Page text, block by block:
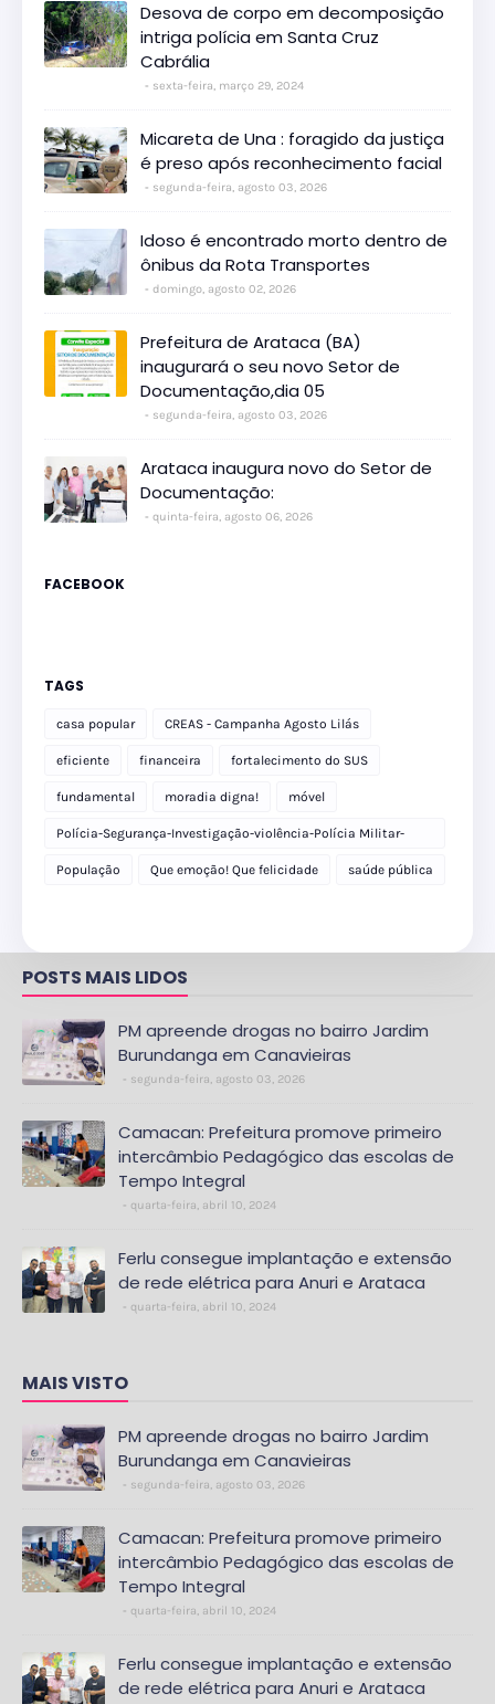
Desova de corpo em decomposição
intriga polícia em Santa Cruz
Cabrália
sexta-feira, março 29, 2024
Micareta de Una : foragido da justiça
é preso após reconhecimento facial
segunda-feira, agosto 03, 2026
Idoso é encontrado morto dentro de
ônibus da Rota Transportes
domingo, agosto 02, 2026
Prefeitura de Arataca (BA)
inaugurará o seu novo Setor de
Documentação,dia 05
segunda-feira, agosto 03, 2026
Arataca inaugura novo do Setor de
Documentação:
quinta-feira, agosto 06, 2026
FACEBOOK
TAGS
casa popular CREAS - Campanha Agosto Lilás
eficiente financeira fortalecimento do SUS
fundamental moradia digna! móvel
Polícia-Segurança-Investigação-violência-Polícia Militar-
delegacia
População Que emoção! Que felicidade saúde pública
POSTS MAIS LIDOS
PM apreende drogas no bairro Jardim
Burundanga em Canavieiras
segunda-feira, agosto 03, 2026
Camacan: Prefeitura promove primeiro
intercâmbio Pedagógico das escolas de
Tempo Integral
quarta-feira, abril 10, 2024
Ferlu consegue implantação e extensão
de rede elétrica para Anuri e Arataca
quarta-feira, abril 10, 2024
MAIS VISTO
PM apreende drogas no bairro Jardim
Burundanga em Canavieiras
segunda-feira, agosto 03, 2026
Camacan: Prefeitura promove primeiro
intercâmbio Pedagógico das escolas de
Tempo Integral
quarta-feira, abril 10, 2024
Ferlu consegue implantação e extensão
de rede elétrica para Anuri e Arataca